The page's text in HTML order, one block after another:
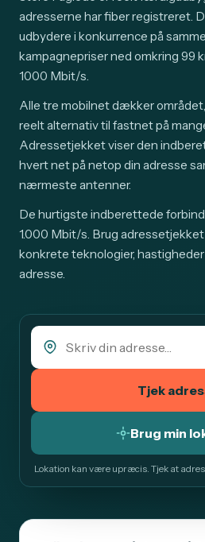
adresserne har fiber registreret.
udbydere i konkurrence på
kampagnepriser ned omkring 99
1000 Mbit/s.
Alle tre mobilnet dækker
reelt alternativ til fastnet på
Adressetjekket viser den
hvert net på netop din adresse
nærmeste antenner.
De hurtigste indberettede
1.000 Mbit/s. Brug
konkrete teknologier, hastigheder
adresse.
Tjek
Brug min
Lokation kan være upræcis. Tjek at